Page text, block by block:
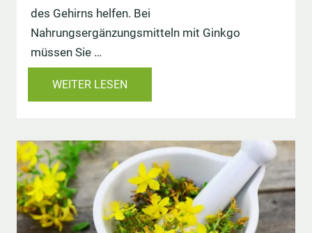
des Gehirns helfen. Bei
Nahrungsergänzungsmitteln mit Ginkgo
müssen Sie …
WEITER LESEN